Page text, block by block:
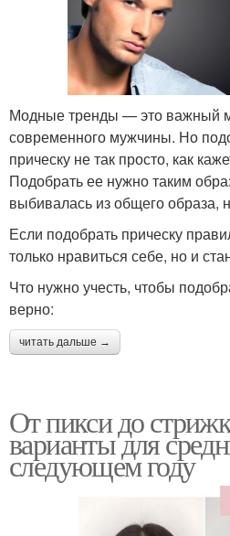
Модные тренды — это важный
современного мужчины. Но
прическу не так просто, как
Подобрать ее нужно таким
выбивалась из общего образа,
Если подобрать прическу
только нравиться себе, но и
Что нужно учесть, чтобы
верно:
читать дальше →
От пикси до
варианты для
следующем году